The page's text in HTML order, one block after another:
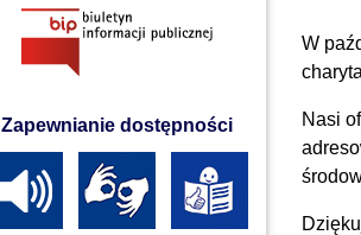
W
Nasi
Zapewnianie dostępności